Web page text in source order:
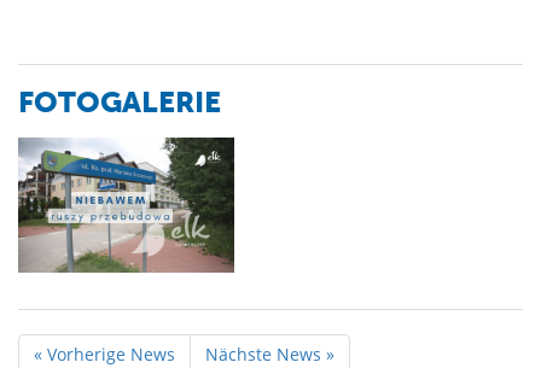
FOTOGALERIE
« Vorherige News Nächste News »